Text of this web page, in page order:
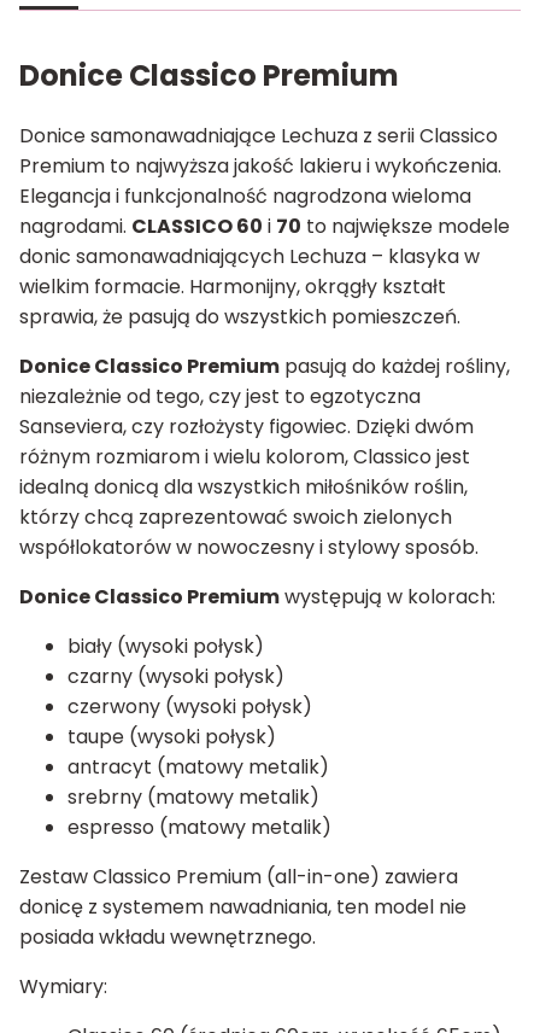
Donice Classico Premium
Donice samonawadniające Lechuza z serii Classico
Premium to najwyższa jakość lakieru i wykończenia.
Elegancja i funkcjonalność nagrodzona wieloma
nagrodami. CLASSICO 60 i 70 to największe modele
donic samonawadniających Lechuza – klasyka w
wielkim formacie. Harmonijny, okrągły kształt
sprawia, że pasują do wszystkich pomieszczeń.
Donice Classico Premium pasują do każdej rośliny,
niezależnie od tego, czy jest to egzotyczna
Sanseviera, czy rozłożysty figowiec. Dzięki dwóm
różnym rozmiarom i wielu kolorom, Classico jest
idealną donicą dla wszystkich miłośników roślin,
którzy chcą zaprezentować swoich zielonych
współlokatorów w nowoczesny i stylowy sposób.
Donice Classico Premiumwystępują w kolorach:
biały (wysoki połysk)
czarny (wysoki połysk)
czerwony (wysoki połysk)
taupe (wysoki połysk)
antracyt (matowy metalik)
srebrny (matowy metalik)
espresso (matowy metalik)
Zestaw Classico Premium (all-in-one) zawiera
donicę z systemem nawadniania, ten model nie
posiada wkładu wewnętrznego.
Wymiary: